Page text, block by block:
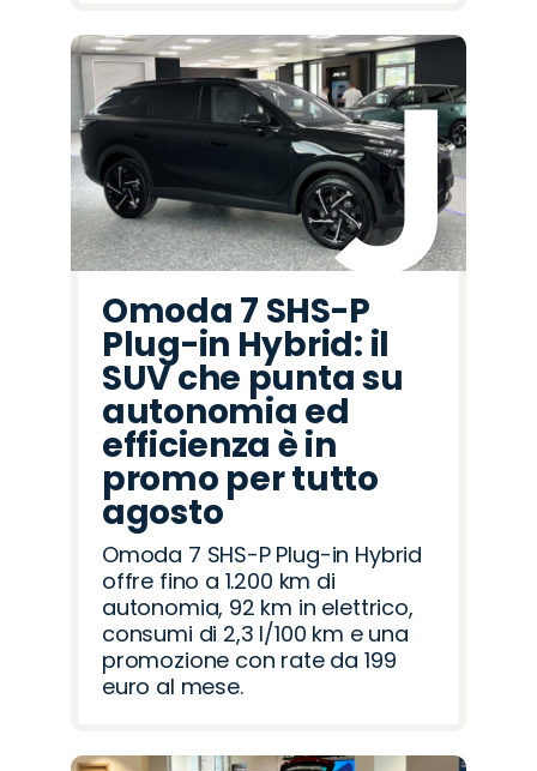
Omoda 7 SHS-P
Plug-in Hybrid: il
SUV che punta su
autonomia ed
efficienza è in
promo per tutto
agosto
Omoda 7 SHS-P Plug-in Hybrid
offre fino a 1.200 km di
autonomia, 92 km in elettrico,
consumi di 2,3 l/100 km e una
promozione con rate da 199
euro al mese.